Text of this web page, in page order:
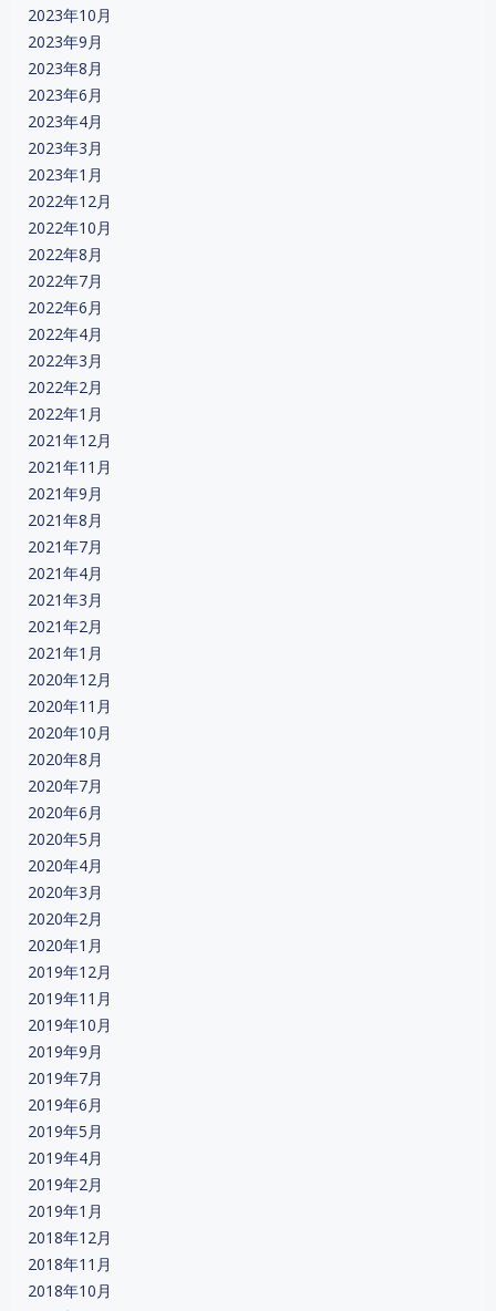
2023年10月
2023年9月
2023年8月
2023年6月
2023年4月
2023年3月
2023年1月
2022年12月
2022年10月
2022年8月
2022年7月
2022年6月
2022年4月
2022年3月
2022年2月
2022年1月
2021年12月
2021年11月
2021年9月
2021年8月
2021年7月
2021年4月
2021年3月
2021年2月
2021年1月
2020年12月
2020年11月
2020年10月
2020年8月
2020年7月
2020年6月
2020年5月
2020年4月
2020年3月
2020年2月
2020年1月
2019年12月
2019年11月
2019年10月
2019年9月
2019年7月
2019年6月
2019年5月
2019年4月
2019年2月
2019年1月
2018年12月
2018年11月
2018年10月